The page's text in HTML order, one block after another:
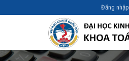
to
Đăng nhập